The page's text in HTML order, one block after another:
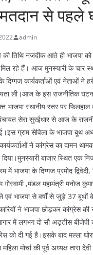
से पहले
admin
की तिथि नजदीक आते ही भाजपा
रहे हैं। आज मुनस्यारी के चार
दिग्गज कार्यकर्ताओं एवं नेताओं ने
ली।आज के इस राजनीतिक
भाजपा स्थानीय स्तर पर फिलहाल
सेरा सुरईधार से आज के
ग्राम सेविला के भाजपा बूथ
ने कांग्रेस का दामन
बाजार स्थित एक
में भाजपा के दिग्गज प्रमोद
,मंडल महामंत्री मनोज
एवं भाजपा से वर्षों से जुड़े 37 बूथों के
ने भाजपा छोड़कर कांग्रेस
में लगभग दो सौ अड़तीस बीजेपी
को दी गई है।इसके बाद मल्ला
मोर्चा की पूर्व अध्यक्ष तारा